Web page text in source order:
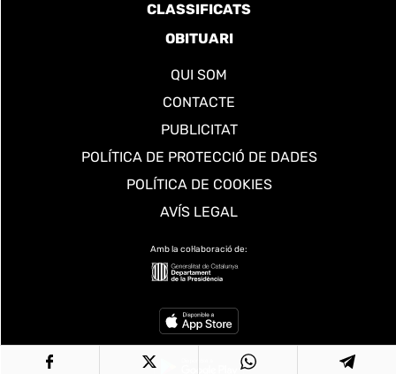
CLASSIFICATS
OBITUARI
QUI SOM
CONTACTE
PUBLICITAT
POLÍTICA DE PROTECCIÓ DE DADES
POLÍTICA DE COOKIES
AVÍS LEGAL
Amb la col·laboració de: